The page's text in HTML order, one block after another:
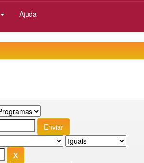
Ajuda